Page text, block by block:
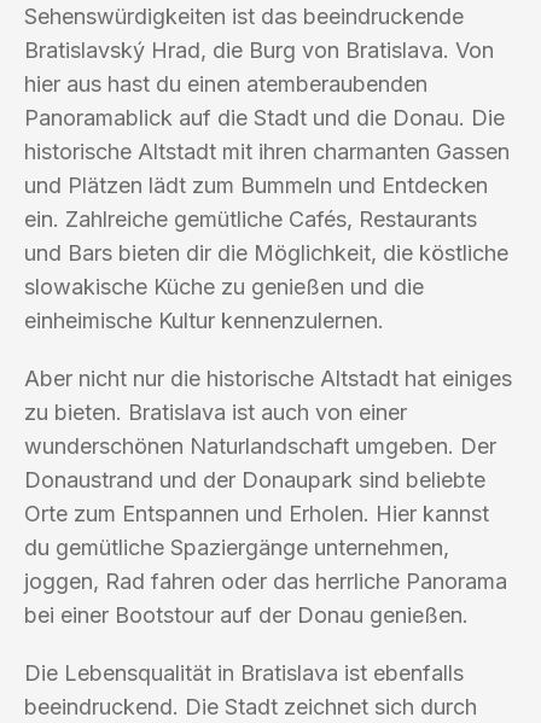
Sehenswürdigkeiten ist das beeindruckende
Bratislavský Hrad, die Burg von Bratislava. Von
hier aus hast du einen atemberaubenden
Panoramablick auf die Stadt und die Donau. Die
historische Altstadt mit ihren charmanten Gassen
und Plätzen lädt zum Bummeln und Entdecken
ein. Zahlreiche gemütliche Cafés, Restaurants
und Bars bieten dir die Möglichkeit, die köstliche
slowakische Küche zu genießen und die
einheimische Kultur kennenzulernen.
Aber nicht nur die historische Altstadt hat einiges
zu bieten. Bratislava ist auch von einer
wunderschönen Naturlandschaft umgeben. Der
Donaustrand und der Donaupark sind beliebte
Orte zum Entspannen und Erholen. Hier kannst
du gemütliche Spaziergänge unternehmen,
joggen, Rad fahren oder das herrliche Panorama
bei einer Bootstour auf der Donau genießen.
Die Lebensqualität in Bratislava ist ebenfalls
beeindruckend. Die Stadt zeichnet sich durch